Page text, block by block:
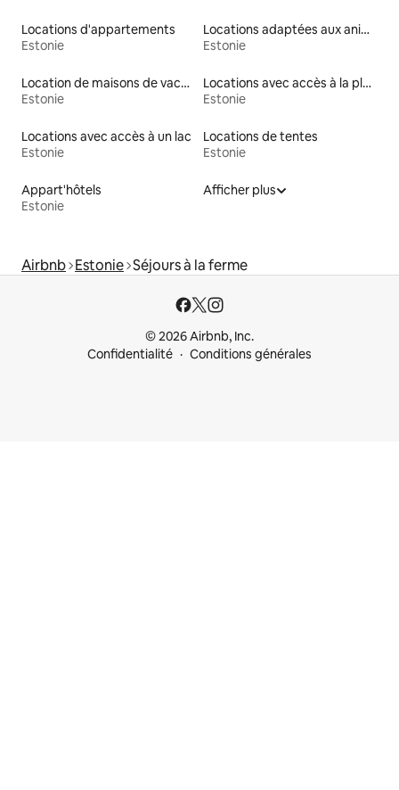
Locations d'appartements
Estonie
Locations adaptées aux animaux
Estonie
Location de maisons de vacances
Estonie
Locations avec accès à la plage
Estonie
Locations avec accès à un lac
Estonie
Locations de tentes
Estonie
Appart'hôtels
Estonie
Afficher plus
Airbnb Estonie Séjours à la ferme
© 2026 Airbnb, Inc.
Confidentialité
Conditions générales